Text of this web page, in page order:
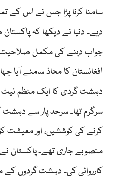
سامنا کرنا پڑا جس نے اس کے
دیے۔ دنیا نے دیکھا کہ پاکستان
جواب دینے کی مکمل صلاحیت
افغانستان کا محاذ سامنے آیا
دہشت گردی کا ایک منظم نیٹ
سرگرم تھا۔ سرحد پار سے دہشت
کرنے کی کوششیں، اور معیشت کو
منصوبے جاری تھے۔ پاکستان نے
کارروائی کی۔ دہشت گردوں کے